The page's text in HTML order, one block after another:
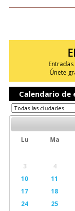
Únete
Calendario de
Lu Ma
3
4
10
11
17
18
24
25